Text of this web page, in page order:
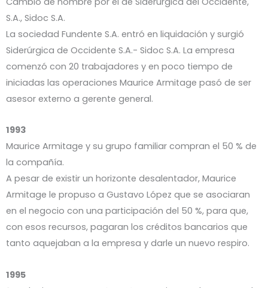
S.A., Sidoc S.A.
La sociedad Fundente S.A. entró en liquidación y surgió
Siderúrgica de Occidente S.A.- Sidoc S.A. La empresa
comenzó con 20 trabajadores y en poco tiempo de
iniciadas las operaciones Maurice Armitage pasó de ser
asesor externo a gerente general.
1993
Maurice Armitage y su grupo familiar compran el 50 % de
la compañía.
A pesar de existir un horizonte desalentador, Maurice
Armitage le propuso a Gustavo López que se asociaran
en el negocio con una participación del 50 %, para que,
con esos recursos, pagaran los créditos bancarios que
tanto aquejaban a la empresa y darle un nuevo respiro.
1995